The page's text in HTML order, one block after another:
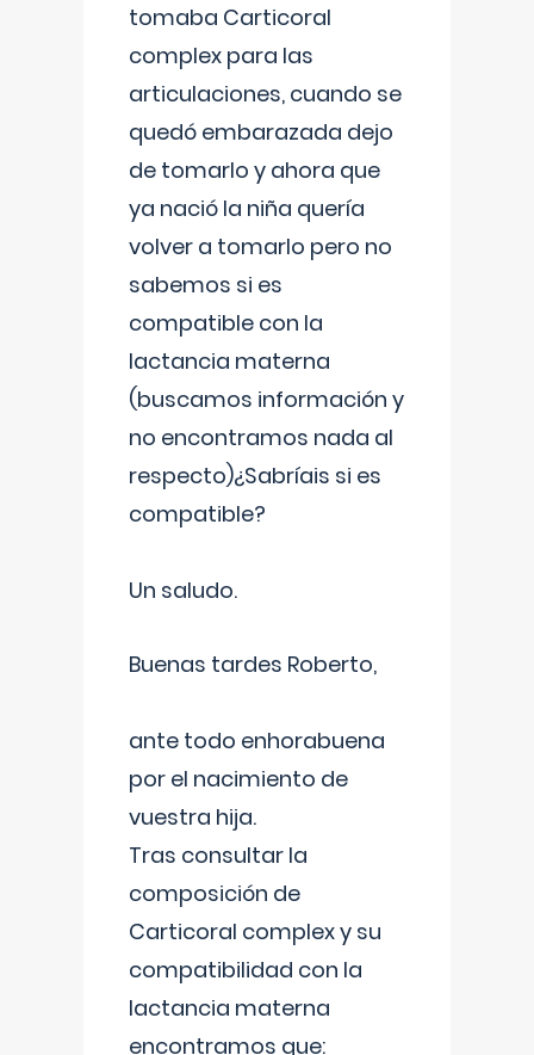
tomaba Carticoral
complex para las
articulaciones, cuando se
quedó embarazada dejo
de tomarlo y ahora que
ya nació la niña quería
volver a tomarlo pero no
sabemos si es
compatible con la
lactancia materna
(buscamos información y
no encontramos nada al
respecto)¿Sabríais si es
compatible?
Un saludo.
Buenas tardes Roberto,
ante todo enhorabuena
por el nacimiento de
vuestra hija.
Tras consultar la
composición de
Carticoral complex y su
compatibilidad con la
lactancia materna
encontramos que: